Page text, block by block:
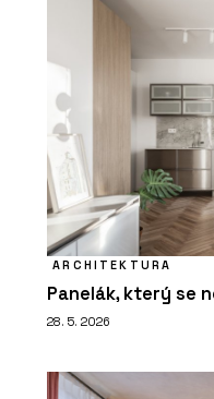
ARCHITEKTURA
Panelák, který se
28. 5. 2026